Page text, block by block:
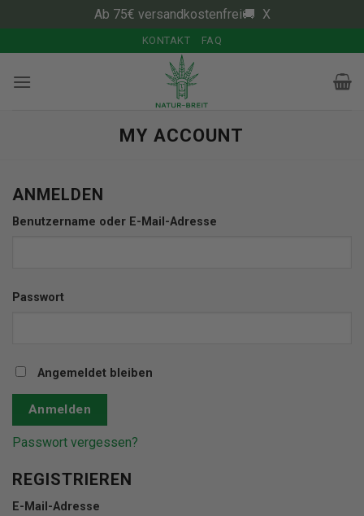
Ab 75€ versandkostenfrei🚚 X
Inhalt
springen
KONTAKT FAQ
MY ACCOUNT
ANMELDEN
Benutzername oder E-Mail-Adresse
Passwort
Angemeldet bleiben
Anmelden
Passwort vergessen?
REGISTRIEREN
E-Mail-Adresse